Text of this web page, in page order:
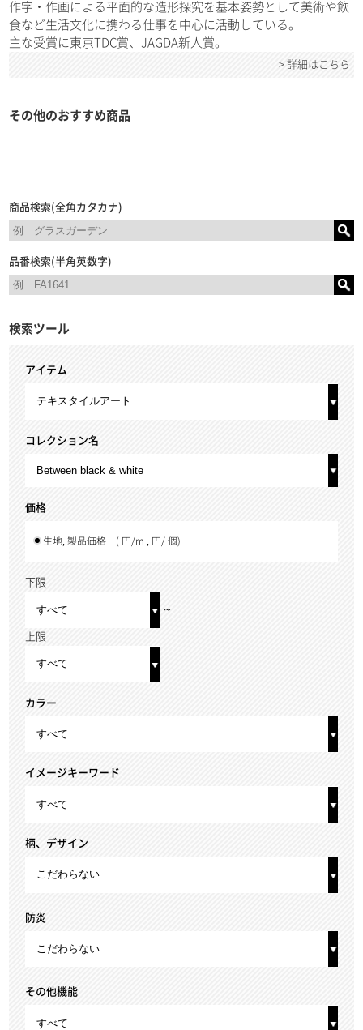
作字・作画による平面的な造形探究を基本姿勢として美術や飲
食など生活文化に携わる仕事を中心に活動している。
主な受賞に東京TDC賞、JAGDA新人賞。
> 詳細はこちら
その他のおすすめ商品
商品検索(全角カタカナ)
品番検索(半角英数字)
検索ツール
アイテム
コレクション名
価格
生地, 製品価格 ( 円/m , 円/ 個)
下限
～
上限
カラー
イメージキーワード
柄、デザイン
防炎
その他機能